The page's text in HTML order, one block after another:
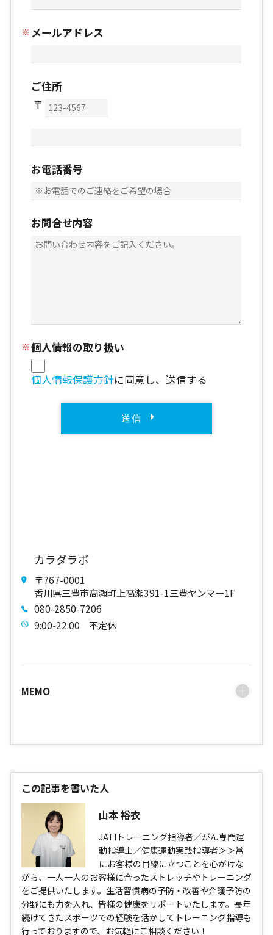
メールアドレス
ご住所
お電話番号
お問合せ内容
個人情報の取り扱い
個人情報保護方針に同意し、送信する
カラダラボ
〒767-0001
​香川県三豊市高瀬町上高瀬391-1三豊ヤンマー1F
080-2850-7206
9:00-22:00 不定休
MEMO
この記事を書いた人
山本 裕衣
JATIトレーニング指導者／がん専門運
動指導士／健康運動実践指導者＞＞常
にお客様の目線に立つことを心がけな
がら、一人一人のお客様に合ったストレッチやトレーニング
をご提供いたします。生活習慣病の予防・改善や介護予防の
分野にも力を入れ、皆様の健康をサポートいたします。長年
続けてきたスポーツでの経験を活かしてトレーニング指導も
行っておりますので、お気軽にご相談ください！